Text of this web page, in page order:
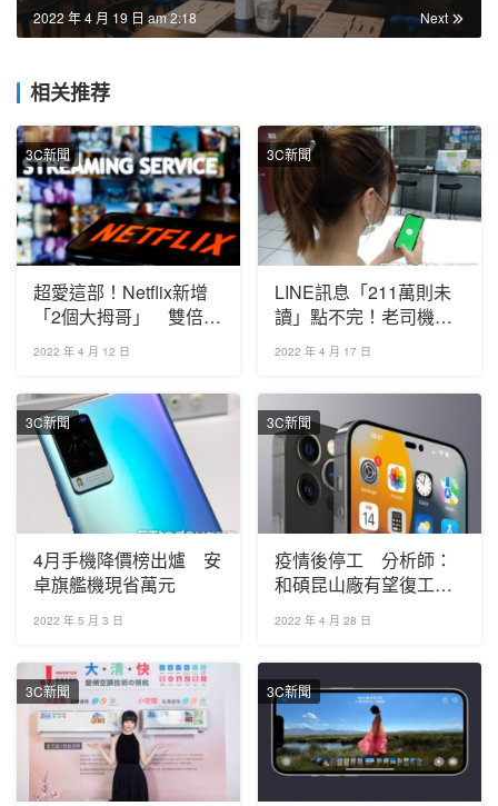
Next
2022 年 4 月 19 日 am 2:18
相关推荐
3C新聞
超愛這部！Netflix新增
「2個大拇哥」 雙倍按
讚表達喜愛
2022 年 4 月 12 日
3C新聞
LINE訊息「211萬則未
讀」點不完！老司機邪
喊不單純 教1招秒解
2022 年 4 月 17 日
3C新聞
4月手機降價榜出爐 安
卓旗艦機現省萬元
2022 年 5 月 3 日
3C新聞
疫情後停工 分析師：
和碩昆山廠有望復工、
產能恢復4到6成
2022 年 4 月 28 日
3C新聞 3C新聞